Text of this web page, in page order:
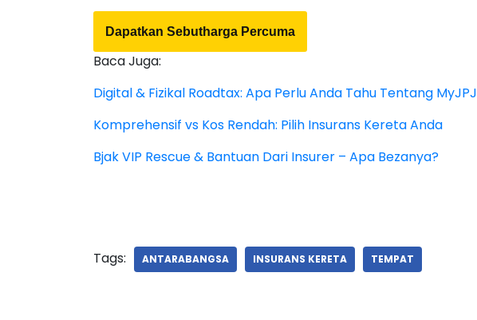
Dapatkan Sebutharga Percuma
Baca Juga:
Digital & Fizikal Roadtax: Apa Perlu Anda Tahu Tentang MyJPJ
Komprehensif vs Kos Rendah: Pilih Insurans Kereta Anda
Bjak VIP Rescue & Bantuan Dari Insurer – Apa Bezanya?
Tags: ANTARABANGSA INSURANS KERETA TEMPAT